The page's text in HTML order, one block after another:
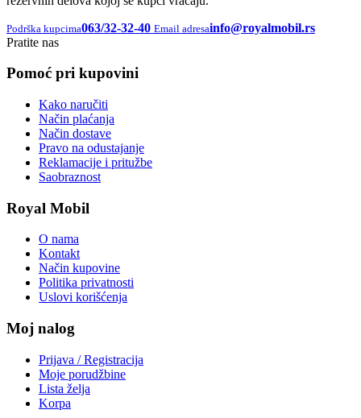
Podrška kupcima063/32-32-40 Email adresainfo@royalmobil.rs
Pratite nas
Pomoć pri kupovini
Kako naručiti
Način plaćanja
Način dostave
Pravo na odustajanje
Reklamacije i pritužbe
Saobraznost
Royal Mobil
O nama
Kontakt
Način kupovine
Politika privatnosti
Uslovi korišćenja
Moj nalog
Prijava / Registracija
Moje porudžbine
Lista želja
Korpa